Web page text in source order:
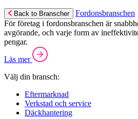
Back to Branscher
Fordonsbranschen
För företag i fordonsbranschen är
avgörande, och varje form av
pengar.
Läs mer
Välj din bransch:
Eftermarknad
Verkstad och service
Däckhantering